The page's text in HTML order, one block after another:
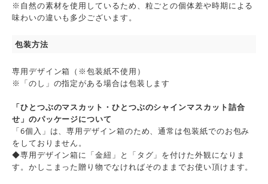
※自然の素材を使用しているため、粒ごとの個体差や時期による
味わいの違いも多少ございます。
包装方法
専用デザイン箱（※包装紙不使用）
※「のし」の指定がある場合は包装します
「ひとつぶのマスカット・ひとつぶのシャインマスカット詰合
せ」のパッケージについて
「6個入」は、専用デザイン箱のため、通常は包装紙でのお包み
をしておりません。
◆専用デザイン箱に「金紐」と「タグ」を付けた外観になりま
す。かしこまった贈り物でなければそのままでお使い頂けます。